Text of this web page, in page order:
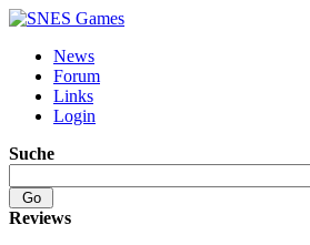
News
Forum
Links
Login
Suche
Reviews